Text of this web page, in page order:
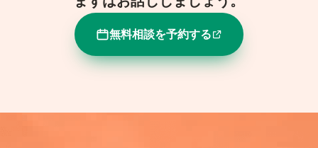
無料相談を予約する